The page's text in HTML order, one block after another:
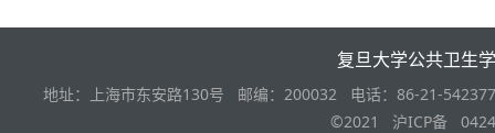
复旦大学公共卫生
地址：上海市东安路130号 邮编：200032 电话：86-21-
©2021 沪ICP备